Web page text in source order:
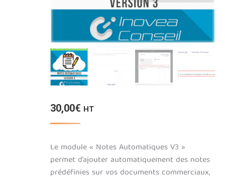
30,00€ HT
Le module « Notes Automatiques V3 »
permet d’ajouter automatiquement des notes
prédéfinies sur vos documents commerciaux,